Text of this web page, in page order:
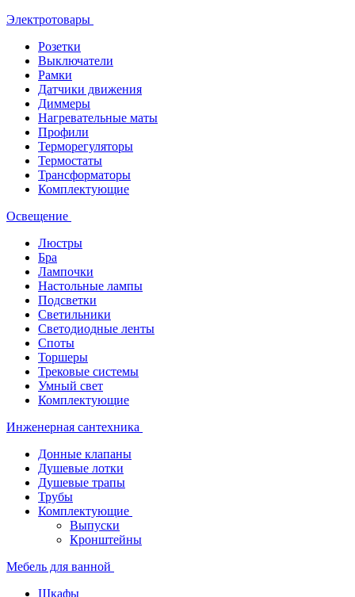
Электротовары
Розетки
Выключатели
Рамки
Датчики движения
Диммеры
Нагревательные маты
Профили
Терморегуляторы
Термостаты
Трансформаторы
Комплектующие
Освещение
Люстры
Бра
Лампочки
Настольные лампы
Подсветки
Светильники
Светодиодные ленты
Споты
Торшеры
Трековые системы
Умный свет
Комплектующие
Инженерная сантехника
Донные клапаны
Душевые лотки
Душевые трапы
Трубы
Комплектующие
Выпуски
Кронштейны
Мебель для ванной
Шкафы